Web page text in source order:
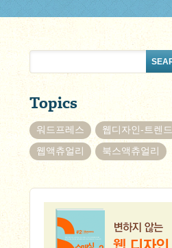
Topics
워드프레스
웹디자인-트렌드
웹액츄얼리
북스액츄얼리